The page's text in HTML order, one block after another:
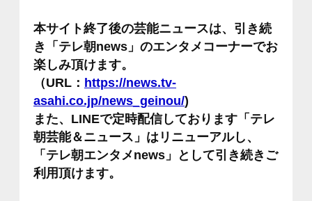
本サイト終了後の芸能ニュースは、引き続
き「テレ朝news」のエンタメコーナーでお
楽しみ頂けます。
（URL： https://news.tv-
asahi.co.jp/news_geinou/)
また、LINEで定時配信しております「テレ
朝芸能＆ニュース」はリニューアルし、
「テレ朝エンタメnews」として引き続きご
利用頂けます。